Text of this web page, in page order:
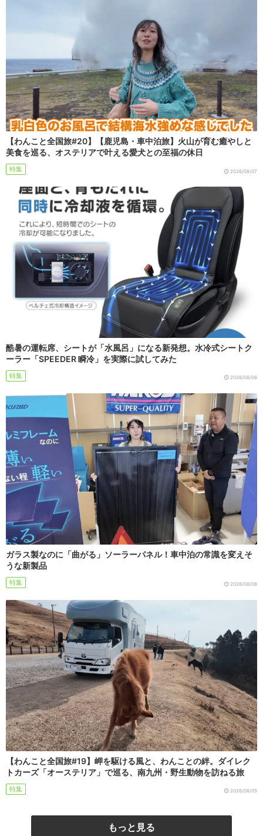
【わんこと全国旅#20】【鹿児島・車中泊旅】火山が育む癒やしと
美食を巡る、オステリアで叶える愛犬との至福の休日
特集 2026/08/07
酷暑の運転席、シートが「水風呂」になる新発想。水冷式シートク
ーラー「SPEEDER 瞬冷」を実際に試してみた
特集 2026/08/06
ガラス製なのに「曲がる」ソーラーパネル！車中泊の常識を変えそ
うな新製品
特集 2026/08/06
【わんこと全国旅#19】岬を駆ける風と、わんことの絆。ダイレク
トカーズ「オーステリア」で巡る、南九州・野生動物を訪ねる旅
特集 2026/08/05
もっと見る